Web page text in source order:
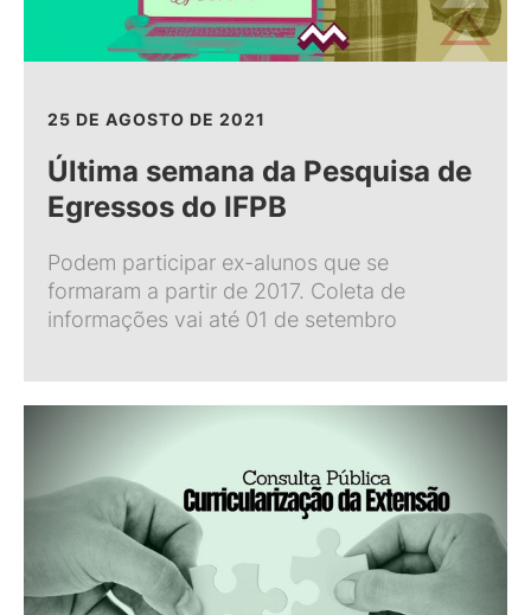
25 DE AGOSTO DE 2021
Última semana da Pesquisa de
Egressos do IFPB
Podem participar ex-alunos que se
formaram a partir de 2017. Coleta de
informações vai até 01 de setembro